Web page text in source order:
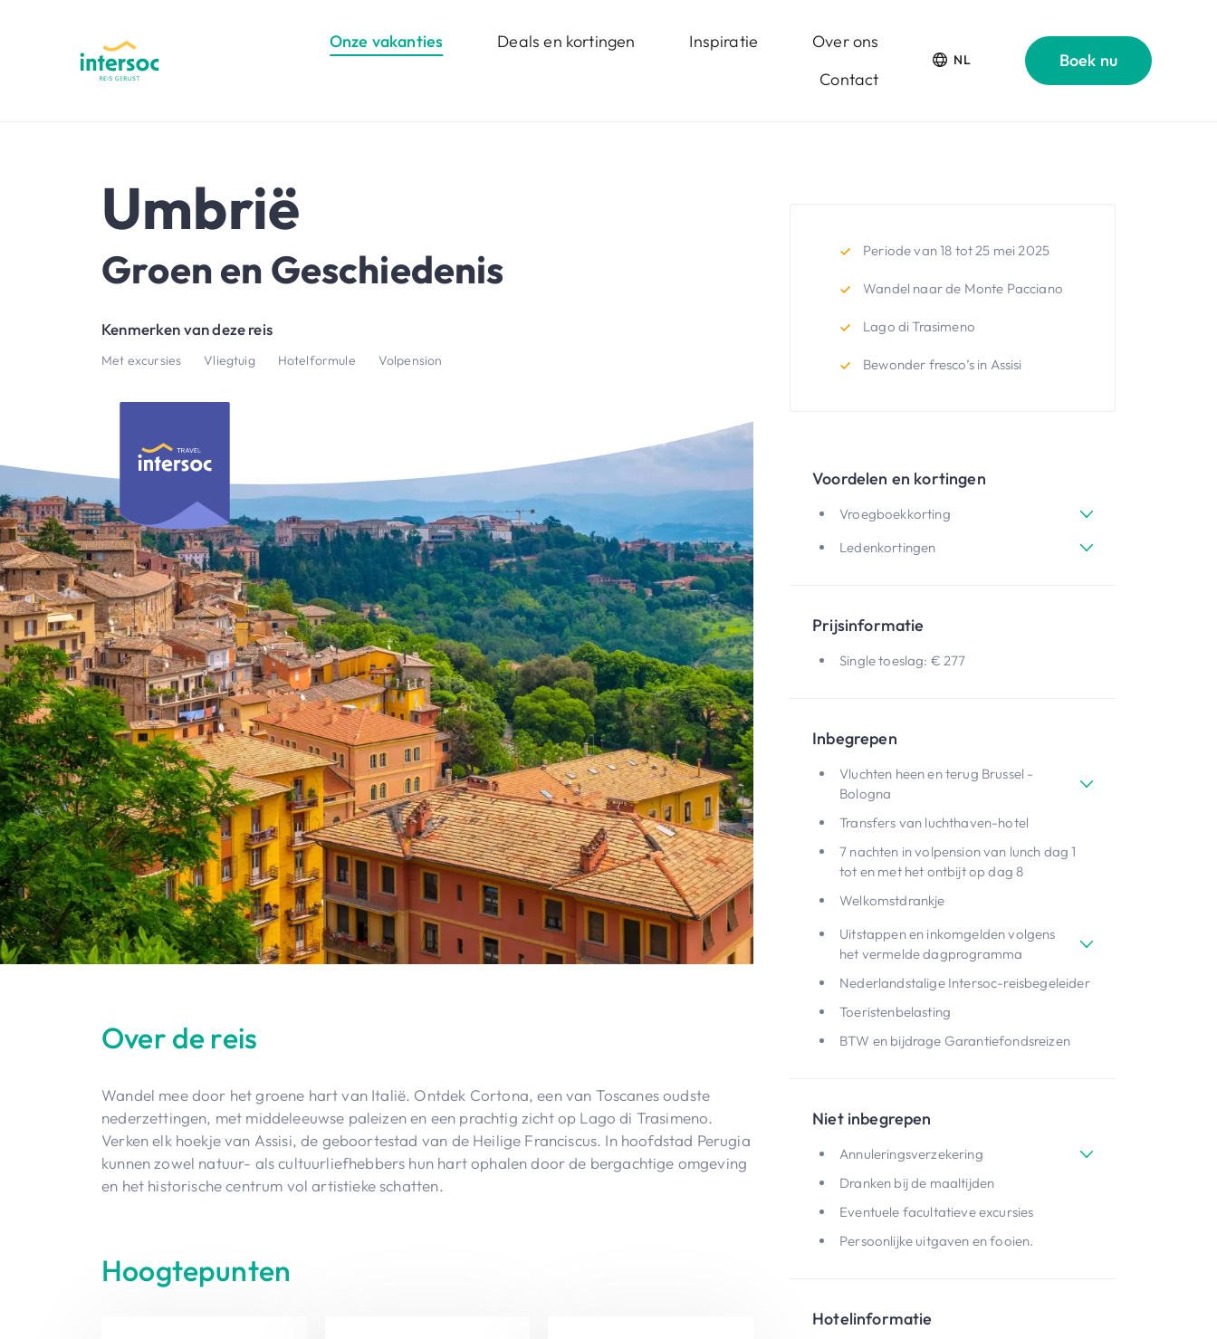
Onze vakanties Deals en kortingen Inspiratie
Over ons
Contact
NL Boek nu
Umbrië
Groen en Geschiedenis
Kenmerken van deze reis
Met excursies Vliegtuig Hotelformule Volpension
Over de reis
Wandel mee door het groene hart van Italië. Ontdek Cortona, een van Toscanes oudste
nederzettingen, met middeleeuwse paleizen en een prachtig zicht op Lago di Trasimeno.
Verken elk hoekje van Assisi, de geboortestad van de Heilige Franciscus. In hoofdstad Perugia
kunnen zowel natuur- als cultuurliefhebbers hun hart ophalen door de bergachtige omgeving
en het historische centrum vol artistieke schatten.
Hoogtepunten
Periode van 18 tot 25 mei 2025
Wandel naar de Monte Pacciano
Lago di Trasimeno
Bewonder fresco’s in Assisi
Voordelen en kortingen
Vroegboekkorting
Ledenkortingen
Prijsinformatie
Single toeslag: € 277
Inbegrepen
Vluchten heen en terug Brussel -
Bologna
Transfers van luchthaven-hotel
7 nachten in volpension van lunch dag 1
tot en met het ontbijt op dag 8
Welkomstdrankje
Uitstappen en inkomgelden volgens
het vermelde dagprogramma
Nederlandstalige Intersoc-reisbegeleider
Toeristenbelasting
BTW en bijdrage Garantiefondsreizen
Niet inbegrepen
Annuleringsverzekering
Dranken bij de maaltijden
Eventuele facultatieve excursies
Persoonlijke uitgaven en fooien.
Hotelinformatie